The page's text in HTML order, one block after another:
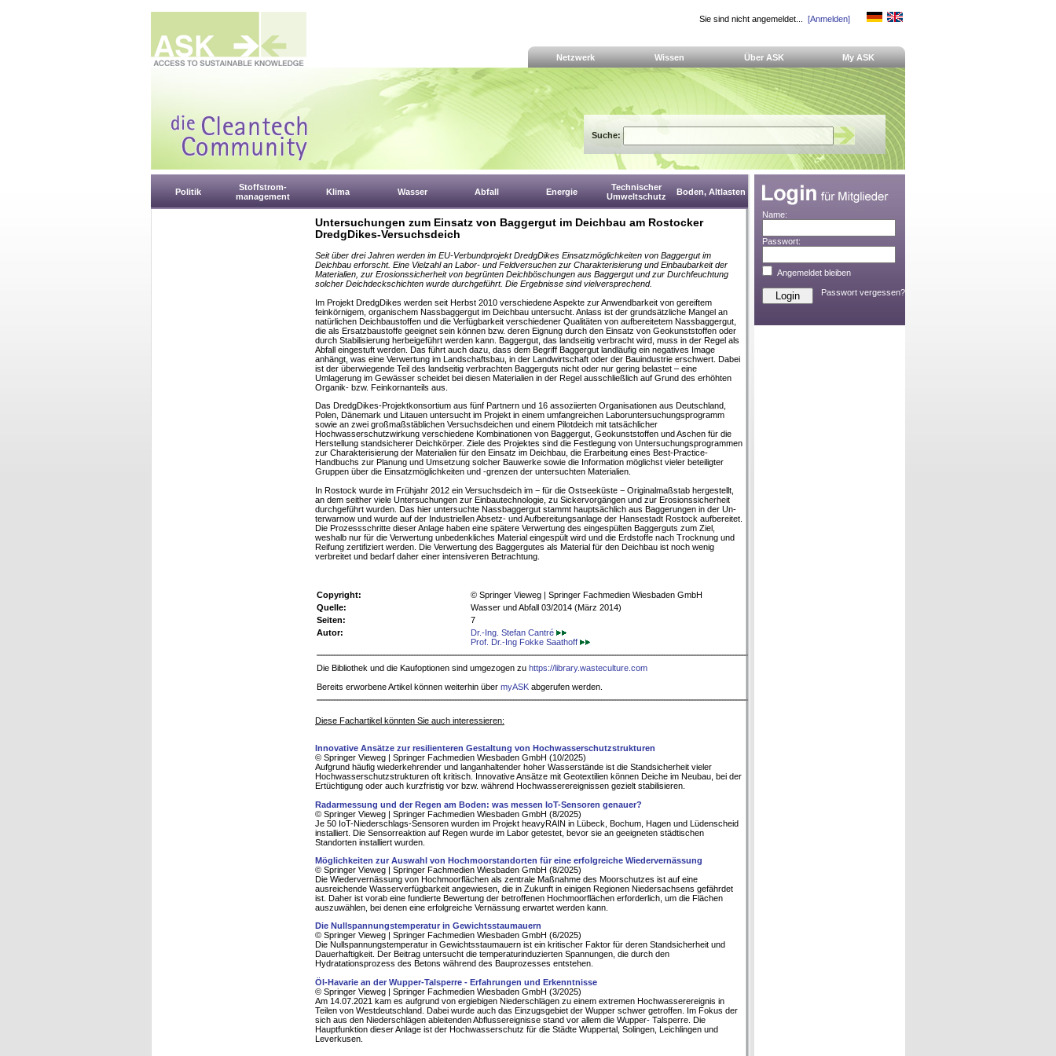
Sie sind nicht angemeldet... [Anmelden]
Netzwerk Wissen Über ASK My ASK
Suche:
Politik
Stoffstrom-
management
Klima Wasser Abfall Energie
Technischer
Umweltschutz
Boden, Altlasten
Untersuchungen zum Einsatz von Baggergut im Deichbau am Rostocker
DredgDikes-Versuchsdeich
Seit über drei Jahren werden im EU-Verbundprojekt DredgDikes Einsatzmöglichkeiten von Baggergut im
Deichbau erforscht. Eine Vielzahl an Labor- und Feldversuchen zur Charakterisierung und Einbaubarkeit der
Materialien, zur Erosionssicherheit von begrünten Deichböschungen aus Baggergut und zur Durchfeuchtung
solcher Deichdeckschichten wurde durchgeführt. Die Ergebnisse sind vielversprechend.
Im Projekt DredgDikes werden seit Herbst 2010 verschiedene Aspekte zur Anwend­barkeit von gereiftem
feinkörnigem, orga­nischem Nassbaggergut im Deichbau un­tersucht. Anlass ist der grundsätzliche Mangel an
natürlichen Deichbaustoffen und die Verfügbarkeit verschiedener Qua­litäten von aufbereitetem Nassbaggergut,
die als Ersatzbaustoffe geeignet sein kön­nen bzw. deren Eignung durch den Einsatz von Geokunststoffen oder
durch Stabili­sierung herbeigeführt werden kann. Baggergut, das landseitig verbracht wird, muss in der Regel als
Abfall eingestuft werden. Das führt auch dazu, dass dem Begriff Baggergut landläufig ein negatives Image
anhängt, was eine Verwertung im Landschaftsbau, in der Landwirtschaft oder der Bauindustrie erschwert. Dabei
ist der überwiegende Teil des landseitig ver­brachten Baggerguts nicht oder nur gering belastet – eine
Umlagerung im Gewässer scheidet bei diesen Materialien in der Re­gel ausschließlich auf Grund des erhöhten
Organik- bzw. Feinkornanteils aus.
Das DredgDikes-Projektkonsortium aus fünf Partnern und 16 assoziierten Organisationen aus Deutschland,
Polen, Dänemark und Litauen untersucht im Projekt in einem umfangreichen Laboruntersuchungsprogramm
sowie an zwei großmaßstäblichen Versuchsdeichen und einem Pilotdeich mit tatsächlicher
Hochwasserschutzwirkung verschiedene Kom­binationen von Baggergut, Geokunststoffen und Aschen für die
Herstellung stand­sicherer Deichkörper. Ziele des Projektes sind die Festlegung von Untersuchungsprogrammen
zur Charakterisierung der Materialien für den Einsatz im Deichbau, die Erarbeitung eines Best-Practice-
Handbuchs zur Planung und Umsetzung sol­cher Bauwerke sowie die Information möglichst vieler beteiligter
Gruppen über die Einsatzmöglichkeiten und -grenzen der untersuchten Materialien.
In Rostock wurde im Frühjahr 2012 ein Versuchsdeich im − für die Ostseeküste − Originalmaßstab hergestellt,
an dem seit­her viele Untersuchungen zur Einbautech­nologie, zu Sickervorgängen und zur Ero­sionssicherheit
durchgeführt wurden. Das hier untersuchte Nassbaggergut stammt hauptsächlich aus Baggerungen in der Un­
terwarnow und wurde auf der Industriel­len Absetz- und Aufbereitungsanlage der Hansestadt Rostock aufbereitet.
Die Pro­zessschritte dieser Anlage haben eine spä­tere Verwertung des eingespülten Bagger­guts zum Ziel,
weshalb nur für die Verwertung unbedenkliches Material eingespült wird und die Erdstoffe nach Trocknung und
Reifung zertifiziert wer­den. Die Verwertung des Baggergutes als Material für den Deichbau ist noch we­nig
verbreitet und bedarf daher einer in­tensiveren Betrachtung.
Copyright:
© Springer Vieweg | Springer Fachmedien Wiesbaden GmbH
Quelle:
Wasser und Abfall 03/2014 (März 2014)
Seiten:
7
Autor:
Dr.-Ing. Stefan Cantré
Prof. Dr.-Ing Fokke Saathoff
Die Bibliothek und die Kaufoptionen sind umgezogen zu https://library.wasteculture.com
Bereits erworbene Artikel können weiterhin über myASK abgerufen werden.
Diese Fachartikel könnten Sie auch interessieren:
Innovative Ansätze zur resilienteren Gestaltung von Hochwasserschutzstrukturen
© Springer Vieweg | Springer Fachmedien Wiesbaden GmbH (10/2025)
Aufgrund häufig wiederkehrender und langanhaltender hoher Wasserstände ist die Standsicherheit vieler
Hochwasserschutzstrukturen oft kritisch. Innovative Ansätze mit Geotextilien können Deiche im Neubau, bei der
Ertüchtigung oder auch kurzfristig vor bzw. während Hochwasserereignissen gezielt stabilisieren.
Radarmessung und der Regen am Boden: was messen IoT-Sensoren genauer?
© Springer Vieweg | Springer Fachmedien Wiesbaden GmbH (8/2025)
Je 50 IoT-Niederschlags-Sensoren wurden im Projekt heavyRAIN in Lübeck, Bochum, Hagen und Lüdenscheid
installiert. Die Sensorreaktion auf Regen wurde im Labor getestet, bevor sie an geeigneten städtischen
Standorten installiert wurden.
Möglichkeiten zur Auswahl von Hochmoorstandorten für eine erfolgreiche Wiedervernässung
© Springer Vieweg | Springer Fachmedien Wiesbaden GmbH (8/2025)
Die Wiedervernässung von Hochmoorflächen als zentrale Maßnahme des Moorschutzes ist auf eine
ausreichende Wasserverfügbarkeit angewiesen, die in Zukunft in einigen Regionen Niedersachsens gefährdet
ist. Daher ist vorab eine fundierte Bewertung der betroffenen Hochmoorflächen erforderlich, um die Flächen
auszuwählen, bei denen eine erfolgreiche Vernässung erwartet werden kann.
Die Nullspannungstemperatur in Gewichtsstaumauern
© Springer Vieweg | Springer Fachmedien Wiesbaden GmbH (6/2025)
Die Nullspannungstemperatur in Gewichtsstaumauern ist ein kritischer Faktor für deren Standsicherheit und
Dauerhaftigkeit. Der Beitrag untersucht die temperaturinduzierten Spannungen, die durch den
Hydratationsprozess des Betons während des Bauprozesses entstehen.
Öl-Havarie an der Wupper-Talsperre - Erfahrungen und Erkenntnisse
© Springer Vieweg | Springer Fachmedien Wiesbaden GmbH (3/2025)
Am 14.07.2021 kam es aufgrund von ergiebigen Niederschlägen zu einem extremen Hochwasserereignis in
Teilen von Westdeutschland. Dabei wurde auch das Einzugsgebiet der Wupper schwer getroffen. Im Fokus der
sich aus den Niederschlägen ableitenden Abflussereignisse stand vor allem die Wupper- Talsperre. Die
Hauptfunktion dieser Anlage ist der Hochwasserschutz für die Städte Wuppertal, Solingen, Leichlingen und
Leverkusen.
Name:
Passwort:
Angemeldet bleiben
Passwort vergessen?